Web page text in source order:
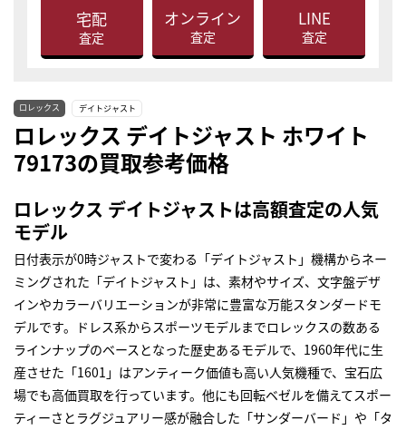
宅配
査定
オンライン
査定
LINE
査定
ロレックス デイトジャスト
ロレックス デイトジャスト ホワイト
79173の買取参考価格
ロレックス デイトジャストは高額査定の人気
モデル
日付表示が0時ジャストで変わる「デイトジャスト」機構からネー
ミングされた「デイトジャスト」は、素材やサイズ、文字盤デザ
インやカラーバリエーションが非常に豊富な万能スタンダードモ
デルです。ドレス系からスポーツモデルまでロレックスの数ある
ラインナップのベースとなった歴史あるモデルで、1960年代に生
産させた「1601」はアンティーク価値も高い人気機種で、宝石広
場でも高価買取を行っています。他にも回転ベゼルを備えてスポー
ティーさとラグジュアリー感が融合した「サンダーバード」や「タ